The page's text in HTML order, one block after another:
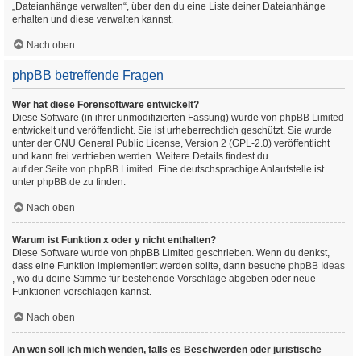
„Dateianhänge verwalten“, über den du eine Liste deiner Dateianhänge
erhalten und diese verwalten kannst.
Nach oben
phpBB betreffende Fragen
Wer hat diese Forensoftware entwickelt?
Diese Software (in ihrer unmodifizierten Fassung) wurde von phpBB Limited
entwickelt und veröffentlicht. Sie ist urheberrechtlich geschützt. Sie wurde
unter der GNU General Public License, Version 2 (GPL-2.0) veröffentlicht
und kann frei vertrieben werden. Weitere Details findest du
auf der Seite von phpBB Limited . Eine deutschsprachige Anlaufstelle ist
unter phpBB.de zu finden.
Nach oben
Warum ist Funktion x oder y nicht enthalten?
Diese Software wurde von phpBB Limited geschrieben. Wenn du denkst,
dass eine Funktion implementiert werden sollte, dann besuche phpBB Ideas
, wo du deine Stimme für bestehende Vorschläge abgeben oder neue
Funktionen vorschlagen kannst.
Nach oben
An wen soll ich mich wenden, falls es Beschwerden oder juristische